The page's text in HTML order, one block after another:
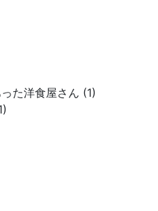
た洋食屋さん (1)